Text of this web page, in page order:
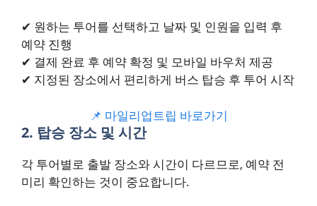
✔ 원하는 투어를 선택하고 날짜 및 인원을 입력 후
예약 진행
✔ 결제 완료 후 예약 확정 및 모바일 바우처 제공
✔ 지정된 장소에서 편리하게 버스 탑승 후 투어 시작
📌 마일리업트립 바로가기
2. 탑승 장소 및 시간
각 투어별로 출발 장소와 시간이 다르므로, 예약 전
미리 확인하는 것이 중요합니다.